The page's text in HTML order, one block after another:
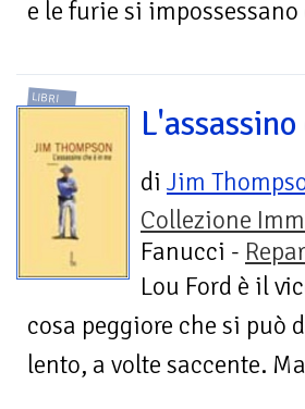
e le furie si
LIBRI
di Jim
Collezione
Fanucci -
Lou Ford è il
cosa peggiore che si può
lento, a volte saccente.